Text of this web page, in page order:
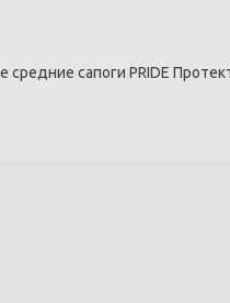
сапоги PRIDE